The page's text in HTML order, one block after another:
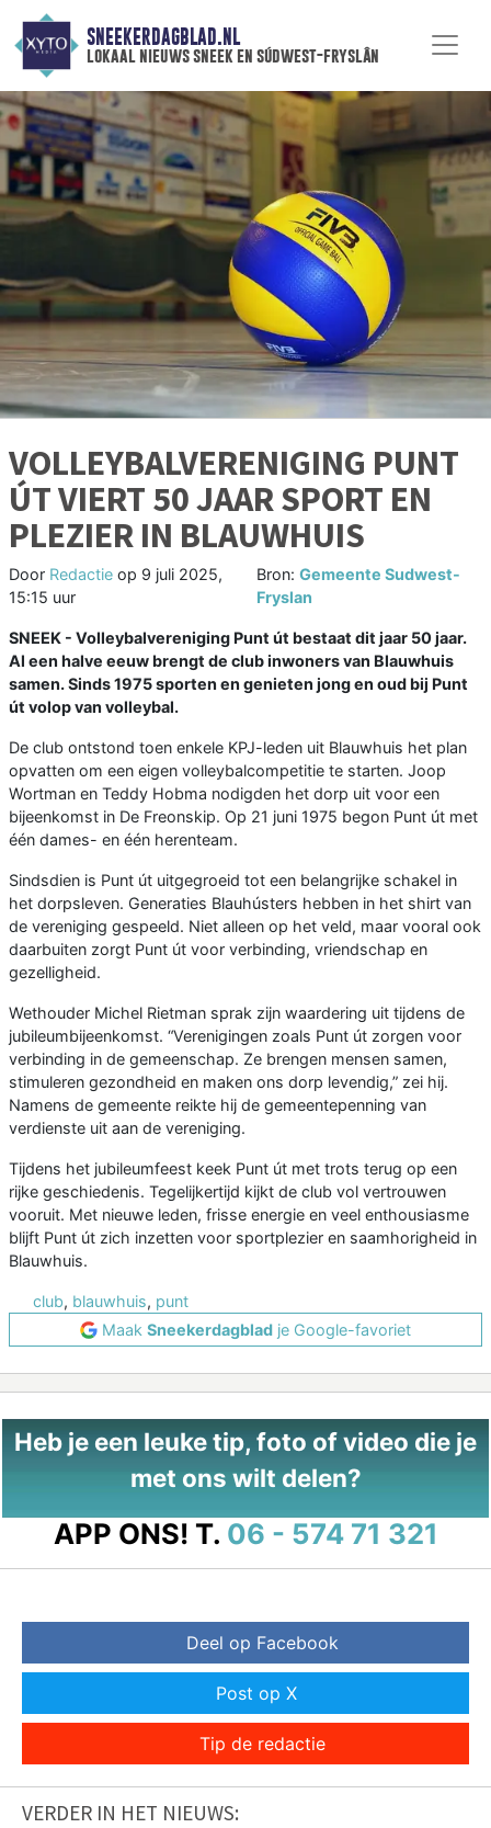
SNEEKERDAGBLAD.NL
lokaal nieuws sneek en súdwest-fryslân
VOLLEYBALVERENIGING PUNT
ÚT VIERT 50 JAAR SPORT EN
PLEZIER IN BLAUWHUIS
Door Redactie op 9 juli 2025,
15:15 uur
Bron: Gemeente Sudwest-
Fryslan
SNEEK - Volleybalvereniging Punt út bestaat dit jaar 50 jaar.
Al een halve eeuw brengt de club inwoners van Blauwhuis
samen. Sinds 1975 sporten en genieten jong en oud bij Punt
út volop van volleybal.
De club ontstond toen enkele KPJ-leden uit Blauwhuis het plan
opvatten om een eigen volleybalcompetitie te starten. Joop
Wortman en Teddy Hobma nodigden het dorp uit voor een
bijeenkomst in De Freonskip. Op 21 juni 1975 begon Punt út met
één dames- en één herenteam.
Sindsdien is Punt út uitgegroeid tot een belangrijke schakel in
het dorpsleven. Generaties Blauhústers hebben in het shirt van
de vereniging gespeeld. Niet alleen op het veld, maar vooral ook
daarbuiten zorgt Punt út voor verbinding, vriendschap en
gezelligheid.
Wethouder Michel Rietman sprak zijn waardering uit tijdens de
jubileumbijeenkomst. “Verenigingen zoals Punt út zorgen voor
verbinding in de gemeenschap. Ze brengen mensen samen,
stimuleren gezondheid en maken ons dorp levendig,” zei hij.
Namens de gemeente reikte hij de gemeentepenning van
verdienste uit aan de vereniging.
Tijdens het jubileumfeest keek Punt út met trots terug op een
rijke geschiedenis. Tegelijkertijd kijkt de club vol vertrouwen
vooruit. Met nieuwe leden, frisse energie en veel enthousiasme
blijft Punt út zich inzetten voor sportplezier en saamhorigheid in
Blauwhuis.
club, blauwhuis, punt
Maak Sneekerdagblad je Google-favoriet
Heb je een leuke tip, foto of video die je
met ons wilt delen?
APP ONS! T. 06 - 574 71 321
Deel op Facebook
Post op X
Tip de redactie
VERDER IN HET NIEUWS: